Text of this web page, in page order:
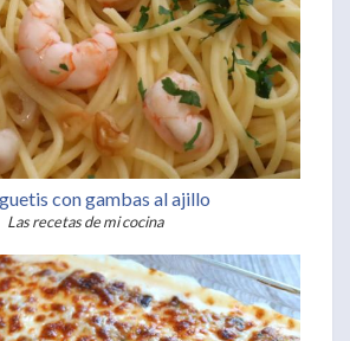
con gambas al ajillo
Las recetas de mi cocina